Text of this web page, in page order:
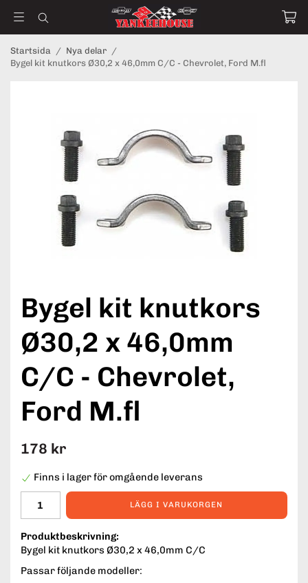
Startsida / Nya delar /
Bygel kit knutkors Ø30,2 x 46,0mm C/C - Chevrolet, Ford M.fl
Bygel kit knutkors
Ø30,2 x 46,0mm
C/C - Chevrolet,
Ford M.fl
178 kr
Finns i lager för omgående leverans
LÄGG I VARUKORGEN
Produktbeskrivning:
Bygel kit knutkors Ø30,2 x 46,0mm C/C
Passar följande modeller: